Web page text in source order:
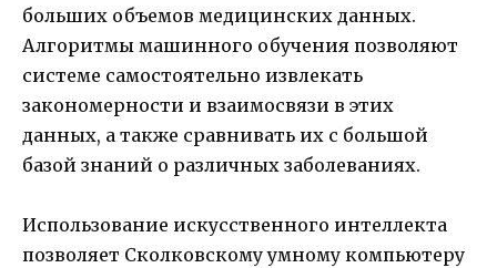
больших объемов медицинских данных.
Алгоритмы машинного обучения позволяют
системе самостоятельно извлекать
закономерности и взаимосвязи в этих
данных, а также сравнивать их с большой
базой знаний о различных заболеваниях.
Использование искусственного интеллекта
позволяет Сколковскому умному компьютеру